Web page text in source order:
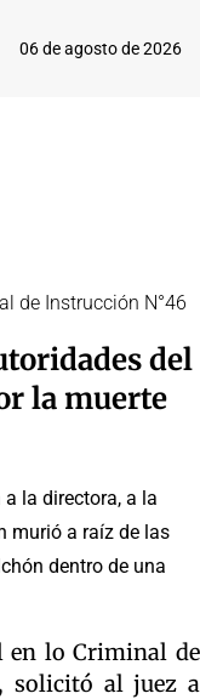
06 de agosto de 2026
de Instrucción N°46
del
la muerte
la directora, a la
murió a raíz de las
dentro de una
en lo Criminal de
solicitó al juez a